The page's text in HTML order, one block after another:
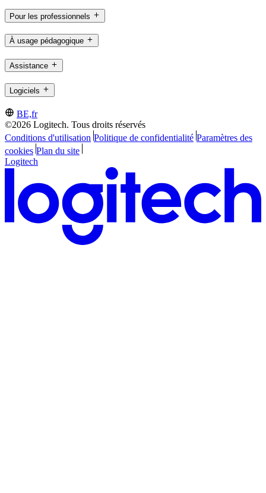
Pour les professionnels
À usage pédagogique
Assistance
Logiciels
BE,fr
©2026 Logitech. Tous droits réservés
Conditions d'utilisation Politique de confidentialité Paramètres des
cookies Plan du site
Logitech